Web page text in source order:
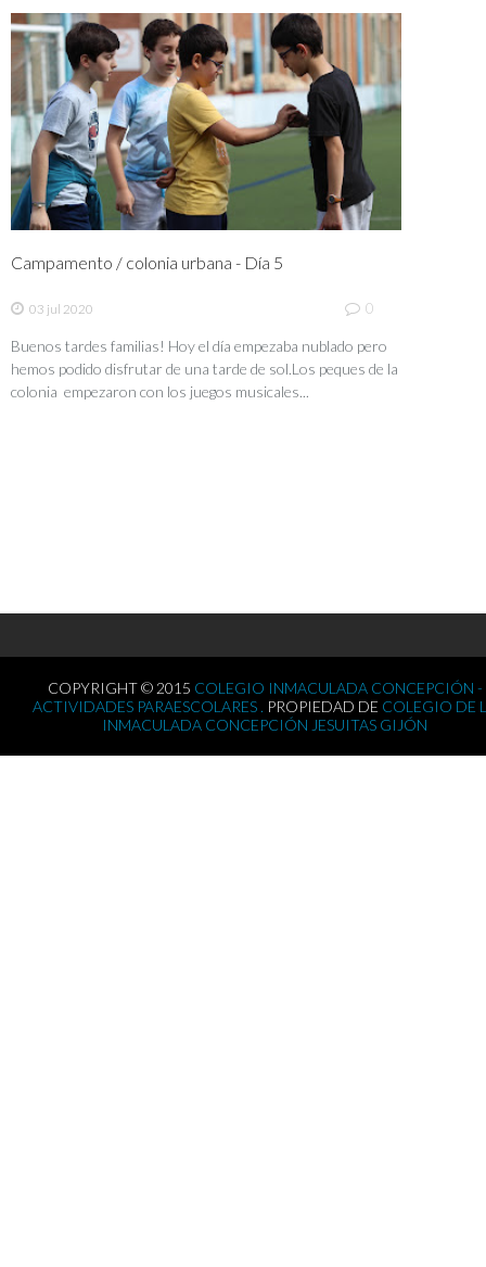
Campamento / colonia urbana - Día 5
03 jul 2020 0
Buenos tardes familias! Hoy el día empezaba nublado pero
hemos podido disfrutar de una tarde de sol.Los peques de la
colonia empezaron con los juegos musicales...
COPYRIGHT © 2015 COLEGIO INMACULADA CONCEPCIÓN -
ACTIVIDADES PARAESCOLARES . PROPIEDAD DE COLEGIO DE
INMACULADA CONCEPCIÓN JESUITAS GIJÓN